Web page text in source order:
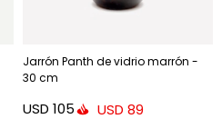
Jarrón Panth de vidrio marrón -
30 cm
USD 105 USD 89